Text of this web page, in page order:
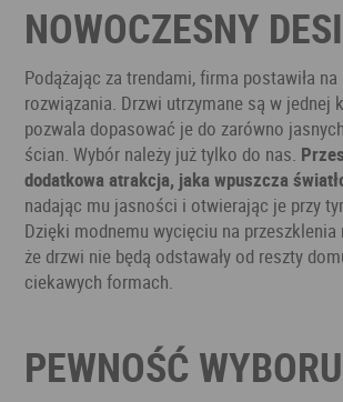
NOWOCZESNY
Podążając za trendami, firma postawiła
rozwiązania. Drzwi utrzymane są w jednej
pozwala dopasować je do zarówno
ścian. Wybór należy już tylko do nas.
dodatkowa atrakcja, jaka wpuszcza
nadając mu jasności i otwierając je przy
Dzięki modnemu wycięciu na
że drzwi nie będą odstawały od reszty
ciekawych formach.
PEWNOŚĆ WYBORU